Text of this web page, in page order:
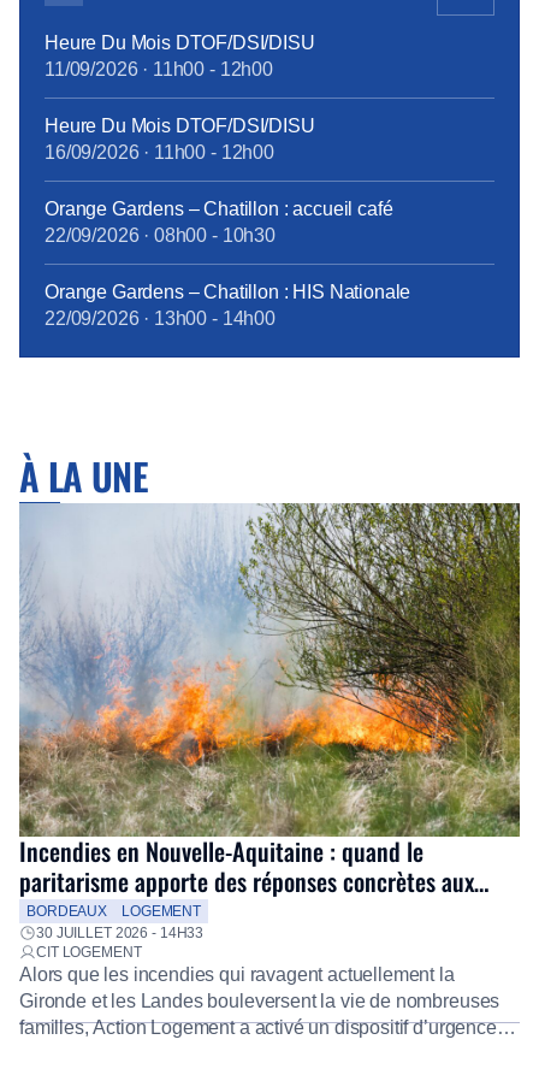
introduite en février 2015. Cette différence de
traitement touche à sa fin, grâce à la ténacité de la
CFE-CGC Orange : à compter du 1er janvier 2018,
tous les personnels bénéficieront des mêmes
garanties.
tract_complémentaire_santé_octobre2017.pdf
Heure Du Mois DTOF/DSI/DISU
11/09/2026· 11h00 - 12h00
Heure Du Mois DTOF/DSI/DISU
16/09/2026· 11h00 - 12h00
Orange Gardens – Chatillon : accueil café
22/09/2026· 08h00 - 10h30
Orange Gardens – Chatillon : HIS Nationale
22/09/2026· 13h00 - 14h00
À LA UNE
Incendies en Nouvelle-Aquitaine : quand le
paritarisme apporte des réponses concrètes aux
salariés
BORDEAUX
LOGEMENT
30 JUILLET 2026 - 14H33
CIT LOGEMENT
Alors que les incendies qui ravagent actuellement la
Gironde et les Landes bouleversent la vie de nombreuses
familles, Action Logement a activé un dispositif d’urgence